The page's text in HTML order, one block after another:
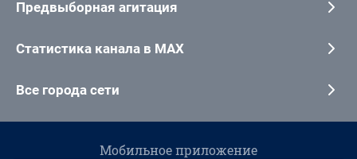
Предвыборная агитация
Статистика канала в MAX
Все города сети
Мобильное приложение